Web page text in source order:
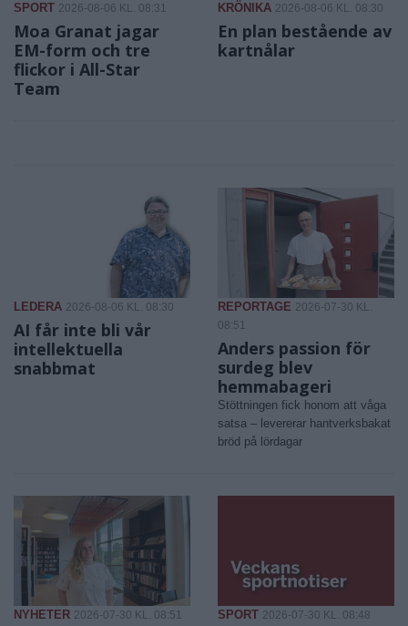
SPORT 2026-08-06 KL. 08:31
Moa Granat jagar
EM-form och tre
flickor i All-Star
Team
KRÖNIKA 2026-08-06 KL. 08:30
En plan bestående av
kartnålar
LEDERA 2026-08-06 KL. 08:30
AI får inte bli vår
intellektuella
snabbmat
REPORTAGE 2026-07-30 KL.
08:51
Anders passion för
surdeg blev
hemmabageri
Stöttningen fick honom att våga
satsa – levererar hantverksbakat
bröd på lördagar
NYHETER 2026-07-30 KL. 08:51 SPORT 2026-07-30 KL. 08:48